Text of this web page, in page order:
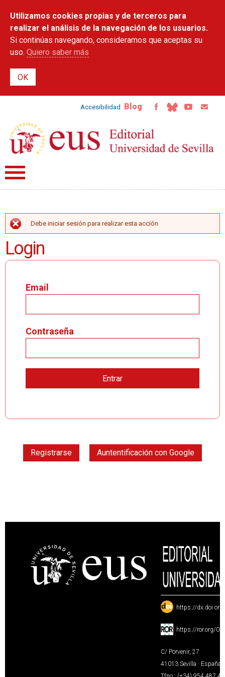
contenido
principal
Utilizamos cookies propias y de terceros para
realizar el análisis de la navegación de los usuarios.
Si continúas navegando, consideramos que aceptas su
uso. Quiero saber más
Accesibilidad Blog
MENSAJE DE ERROR
Debe iniciar sesión para realizar esta acción
Login
Email
Contraseña
Registrarse Auntentificación con Google
: https://
: https://ror.org/
C/ Porvenir, 27
41013 Sevilla · España